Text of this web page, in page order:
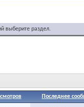
выберите раздел.
Последнее